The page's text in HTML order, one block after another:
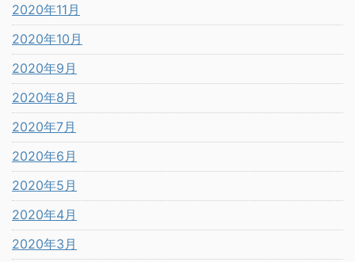
2020年11月
2020年10月
2020年9月
2020年8月
2020年7月
2020年6月
2020年5月
2020年4月
2020年3月